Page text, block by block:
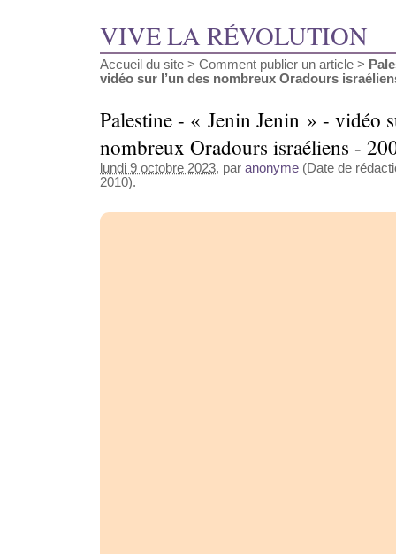
VIVE LA RÉVOLUTION
Accueil du site > Comment publier un article >
vidéo sur l’un des nombreux Oradours
Palestine - « Jenin Jenin » - vidéo
nombreux Oradours israéliens -
lundi 9 octobre 2023, par anonyme (Date de
2010).